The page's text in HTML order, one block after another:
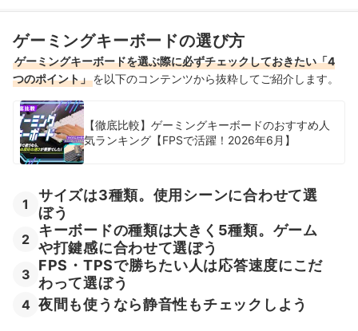
EPOMAKER｜メカニカルゲーミングキーボード｜TH87
コトコト柔らかな打鍵感が魅力。ゲームも遊ぶ日常使いメイ
ンの人に｜EPOMAKERが展開する「メカニカルゲーミングキ
メカニカルキーボードです。5層のガスケット構造により、
柔らかくコトコトとした打鍵感を楽しめると謳っています。
アクチュエーションポイントは2m…
MSI｜FORGE GK320
まひとつ｜MSIが展開する「MSI FORGE GK320 RED
KB0927」は、赤軸スイッチを搭載した日本語配列・フルサ
イズのメカニカルキーボードです。ホットスワップに対応
し、キースイッチを差し替えられる点も特徴とされていま
す。赤軸のスイッチを搭載して…
FF14向けゲーミングキーボードの売れ筋ランキングもチェック！
ゲーミングキーボードの選び方
ゲーミングキーボードを選ぶ際に必ずチェックしておきたい「4
つのポイント」を以下のコンテンツから抜粋してご紹介します。
【徹底比較】ゲーミングキーボードのおすすめ人
気ランキング【FPSで活躍！2026年6月】
1
サイズは3種類。使用シーンに合わせて選
ぼう
2
キーボードの種類は大きく5種類。ゲーム
や打鍵感に合わせて選ぼう
3
FPS・TPSで勝ちたい人は応答速度にこだ
わって選ぼう
4 夜間も使うなら静音性もチェックしよう